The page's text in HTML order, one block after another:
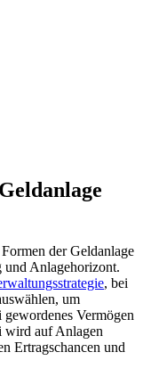
Geldanlage
der Geldanlage
Anlagehorizont.
, bei
um
Vermögen
wird auf Anlagen
Ertragschancen und